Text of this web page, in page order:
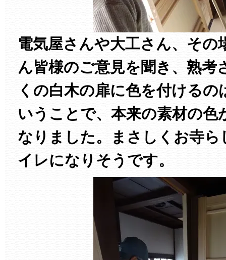
電気屋さんや大工さん、その
ん皆様のご意見を聞き、熟考
くの白木の扉に色を付ける
いうことで、本来の素材の色
なりました。まさしくお寺ら
イレになりそうです。